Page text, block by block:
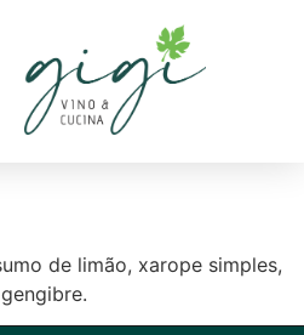
de limão, xarope simples,